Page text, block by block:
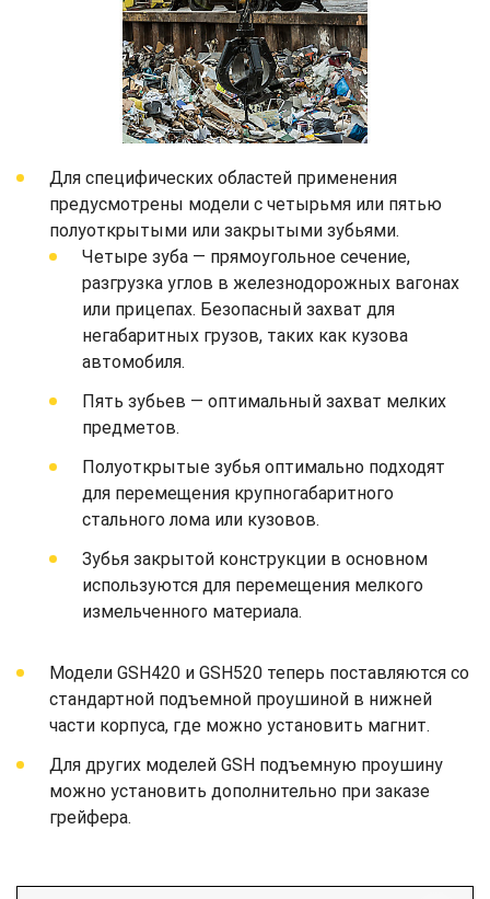
Для специфических областей применения
предусмотрены модели с четырьмя или пятью
полуоткрытыми или закрытыми зубьями.
Четыре зуба — прямоугольное сечение,
разгрузка углов в железнодорожных вагонах
или прицепах. Безопасный захват для
негабаритных грузов, таких как кузова
автомобиля.
Пять зубьев — оптимальный захват мелких
предметов.
Полуоткрытые зубья оптимально подходят
для перемещения крупногабаритного
стального лома или кузовов.
Зубья закрытой конструкции в основном
используются для перемещения мелкого
измельченного материала.
Модели GSH420 и GSH520 теперь поставляются со
стандартной подъемной проушиной в нижней
части корпуса, где можно установить магнит.
Для других моделей GSH подъемную проушину
можно установить дополнительно при заказе
грейфера.